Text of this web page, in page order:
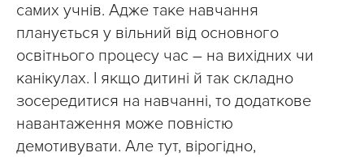
самих учнів. Адже таке навчання
планується у вільний від основного
освітнього процесу час – на вихідних чи
канікулах. І якщо дитині й так складно
зосередитися на навчанні, то додаткове
навантаження може повністю
демотивувати. Але тут, вірогідно,